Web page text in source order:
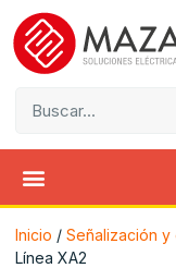
Inicio / Señalización y
Línea XA2